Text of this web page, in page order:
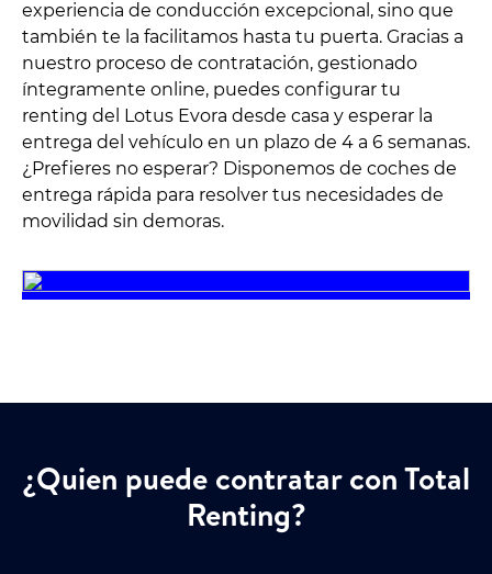
experiencia de conducción excepcional, sino que
también te la facilitamos hasta tu puerta. Gracias a
nuestro proceso de contratación, gestionado
íntegramente online, puedes configurar tu
renting del Lotus Evora desde casa y esperar la
entrega del vehículo en un plazo de 4 a 6 semanas.
¿Prefieres no esperar? Disponemos de coches de
entrega rápida para resolver tus necesidades de
movilidad sin demoras.
¿Quien puede contratar con Total
Renting?